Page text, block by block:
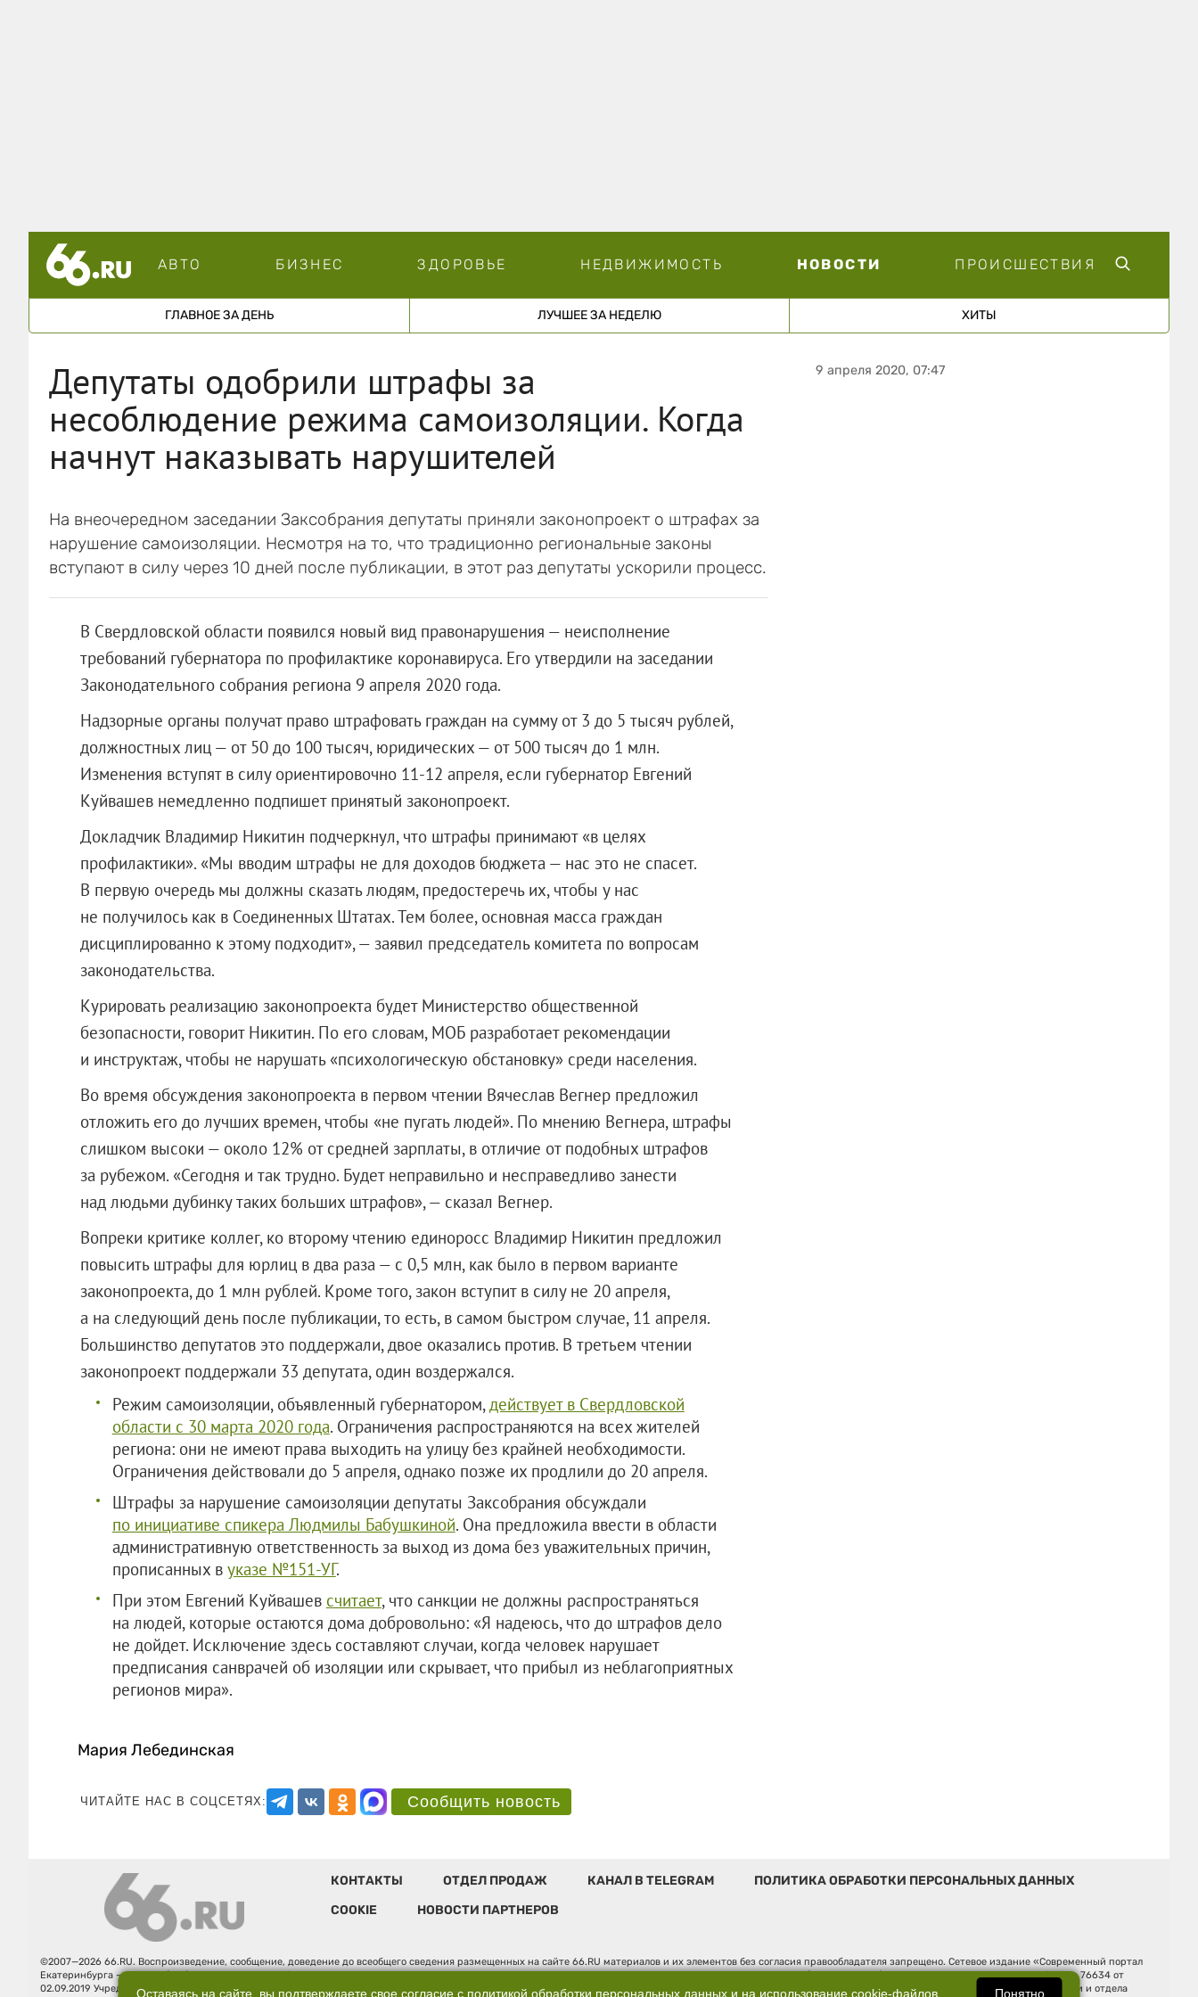
АВТО БИЗНЕС ЗДОРОВЬЕ НЕДВИЖИМОСТЬ НОВОСТИ ПРОИСШЕСТВИЯ
ГЛАВНОЕ ЗА ДЕНЬ ЛУЧШЕЕ ЗА НЕДЕЛЮ ХИТЫ
Депутаты одобрили штрафы за
несоблюдение режима самоизоляции. Когда
начнут наказывать нарушителей
На внеочередном заседании Заксобрания депутаты приняли законопроект о штрафах за
нарушение самоизоляции. Несмотря на то, что традиционно региональные законы
вступают в силу через 10 дней после публикации, в этот раз депутаты ускорили процесс.
В Свердловской области появился новый вид правонарушения — неисполнение
требований губернатора по профилактике коронавируса. Его утвердили на заседании
Законодательного собрания региона 9 апреля 2020 года.
Надзорные органы получат право штрафовать граждан на сумму от 3 до 5 тысяч рублей,
должностных лиц — от 50 до 100 тысяч, юридических — от 500 тысяч до 1 млн.
Изменения вступят в силу ориентировочно 11-12 апреля, если губернатор Евгений
Куйвашев немедленно подпишет принятый законопроект.
Докладчик Владимир Никитин подчеркнул, что штрафы принимают «в целях
профилактики». «Мы вводим штрафы не для доходов бюджета — нас это не спасет.
В первую очередь мы должны сказать людям, предостеречь их, чтобы у нас
не получилось как в Соединенных Штатах. Тем более, основная масса граждан
дисциплированно к этому подходит», — заявил председатель комитета по вопросам
законодательства.
Курировать реализацию законопроекта будет Министерство общественной
безопасности, говорит Никитин. По его словам, МОБ разработает рекомендации
и инструктаж, чтобы не нарушать «психологическую обстановку» среди населения.
Во время обсуждения законопроекта в первом чтении Вячеслав Вегнер предложил
отложить его до лучших времен, чтобы «не пугать людей». По мнению Вегнера, штрафы
слишком высоки — около 12% от средней зарплаты, в отличие от подобных штрафов
за рубежом. «Сегодня и так трудно. Будет неправильно и несправедливо занести
над людьми дубинку таких больших штрафов», — сказал Вегнер.
Вопреки критике коллег, ко второму чтению единоросс Владимир Никитин предложил
повысить штрафы для юрлиц в два раза — с 0,5 млн, как было в первом варианте
законопроекта, до 1 млн рублей. Кроме того, закон вступит в силу не 20 апреля,
а на следующий день после публикации, то есть, в самом быстром случае, 11 апреля.
Большинство депутатов это поддержали, двое оказались против. В третьем чтении
законопроект поддержали 33 депутата, один воздержался.
Режим самоизоляции, объявленный губернатором, действует в Свердловской
области с 30 марта 2020 года. Ограничения распространяются на всех жителей
региона: они не имеют права выходить на улицу без крайней необходимости.
Ограничения действовали до 5 апреля, однако позже их продлили до 20 апреля.
Штрафы за нарушение самоизоляции депутаты Заксобрания обсуждали
по инициативе спикера Людмилы Бабушкиной. Она предложила ввести в области
административную ответственность за выход из дома без уважительных причин,
прописанных в указе №151-УГ.
При этом Евгений Куйвашев считает, что санкции не должны распространяться
на людей, которые остаются дома добровольно: «Я надеюсь, что до штрафов дело
не дойдет. Исключение здесь составляют случаи, когда человек нарушает
предписания санврачей об изоляции или скрывает, что прибыл из неблагоприятных
регионов мира».
Мария Лебединская
ЧИТАЙТЕ НАС В СОЦСЕТЯХ: Сообщить новость
9 апреля 2020, 07:47
КОНТАКТЫ ОТДЕЛ ПРОДАЖ КАНАЛ В TELEGRAM
ПОЛИТИКА ОБРАБОТКИ ПЕРСОНАЛЬНЫХ ДАННЫХ
COOKIE
НОВОСТИ ПАРТНЕРОВ
©2007—2026 66.RU. Воспроизведение, сообщение, доведение до всеобщего сведения размещенных на сайте 66.RU материалов и их элементов без согласия правообладателя запрещено. Сетевое издание «Современный портал
Екатеринбурга — «66.ru» (18+) зарегистрировано Федеральной службой по надзору в сфере связи, информационных технологий и массовых коммуникаций (Роскомнадзор). Регистрационный номер ЭЛ № ФС 77 - 76634 от
02.09.2019 Учредитель: Общество с ограниченной ответственностью "66.ру". Юридический адрес: 620014, Свердловская обл., г. Екатеринбург, ул. Бориса Ельцина, строение 3, оф. 7015 Фактический адрес редакции и отдела
Оставаясь на сайте, вы подтверждаете свое согласие с политикой обработки персональных данныхи на использование cookie-файлов. Понятно